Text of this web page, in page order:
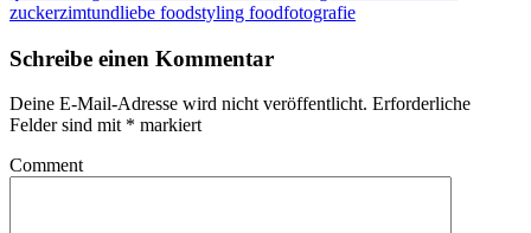
Schreibe einen Kommentar
Deine E-Mail-Adresse wird nicht veröffentlicht. Erforderliche
Felder sind mit * markiert
Comment